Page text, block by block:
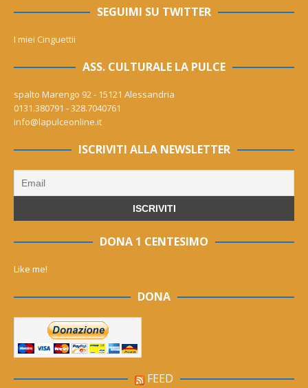
SEGUIMI SU TWITTER
I miei Cinguettii
ASS. CULTURALE LA PULCE
spalto Marengo 92 - 15121 Alessandria
0131.380791 - 328.7040761
info@lapulceonline.it
ISCRIVITI ALLA NEWSLETTER
DONA 1 CENTESIMO
Like me!
DONA
FEED